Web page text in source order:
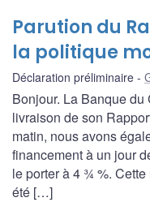
Parution du
la politique
Déclaration préliminaire
Bonjour. La Banque
livraison de son
matin, nous avons
financement à un jour
le porter à 4 ¾ %.
été […]